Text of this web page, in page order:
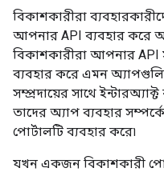
বিকাশকারীরা
আপনার API ব্যবহার করে
বিকাশকারীরা আপনার
ব্যবহার করে এমন
সম্প্রদায়ের সাথে
তাদের অ্যাপ ব্যবহার
পোর্টালটি ব্যবহার করে৷
যখন একজন বিকাশকারী